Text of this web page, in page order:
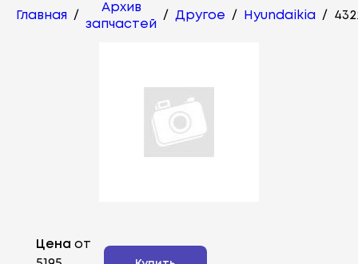
Главная /
Архив
запчастей
/ Другое / Hyundaikia /
Цена от